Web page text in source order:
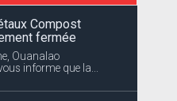
Compost
fermée
Ouanalao
informe que la...